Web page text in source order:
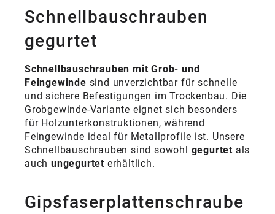
Schnellbauschrauben
gegurtet
Schnellbauschrauben mit Grob- und
Feingewinde sind unverzichtbar für schnelle
und sichere Befestigungen im Trockenbau. Die
Grobgewinde-Variante eignet sich besonders
für Holzunterkonstruktionen, während
Feingewinde ideal für Metallprofile ist. Unsere
Schnellbauschrauben sind sowohl gegurtet als
auch ungegurtet erhältlich.
Gipsfaserplattenschraube